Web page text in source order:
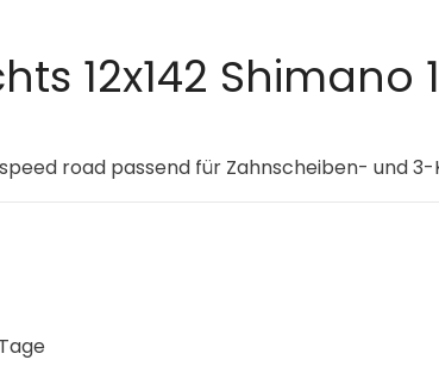
12x142 Shimano
speed road passend für Zahnscheiben- und